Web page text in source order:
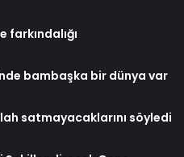
farkındalığı
bambaşka bir dünya var
satmayacaklarını söyledi